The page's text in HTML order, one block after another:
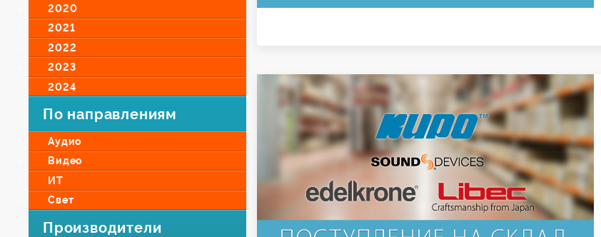
2020
2021
2022
2023
2024
По направлениям
Аудио
Видео
ИТ
Свет
Производители